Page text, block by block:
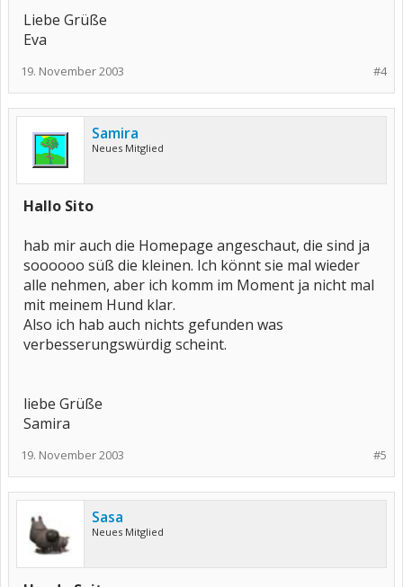
Liebe Grüße
Eva
#4
19. November 2003
Samira
Neues Mitglied
Hallo Sito
hab mir auch die Homepage angeschaut, die sind ja
soooooo süß die kleinen. Ich könnt sie mal wieder
alle nehmen, aber ich komm im Moment ja nicht mal
mit meinem Hund klar.
Also ich hab auch nichts gefunden was
verbesserungswürdig scheint.
liebe Grüße
Samira
#5
19. November 2003
Sasa
Neues Mitglied